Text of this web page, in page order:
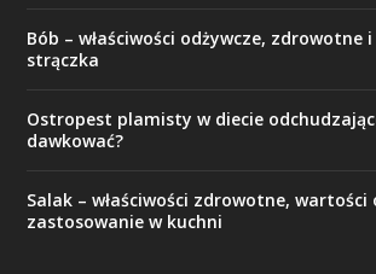
Bób – właściwości odżywcze, zdrowotne
strączka
Ostropest plamisty w diecie
dawkować?
Salak – właściwości zdrowotne, wartości
zastosowanie w kuchni